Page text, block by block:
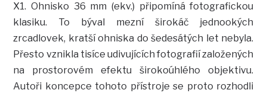
X1. Ohnisko 36 mm (ekv.) připomíná fotografickou
klasiku. To býval mezní širokáč jednookých
zrcadlovek, kratší ohniska do šedesátých let nebyla.
Přesto vznikla tisíce udivujících fotografií založených
na prostorovém efektu širokoúhlého objektivu.
Autoři koncepce tohoto přístroje se proto rozhodli